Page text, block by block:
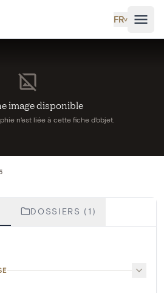
FR˅
image disponible
n'est liée à cette fiche d'objet.
DOSSIERS (1)